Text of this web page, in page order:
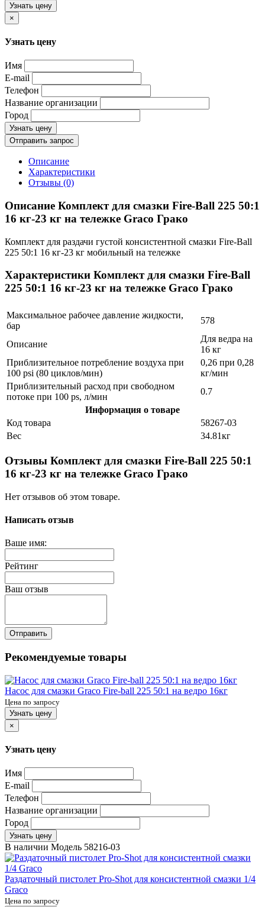
Узнать цену
×
Узнать цену
Имя
E-mail
Телефон
Название организации
Город
Узнать цену
Отправить запрос
Описание
Характеристики
Отзывы (0)
Описание Комплект для смазки Fire-Ball 225 50:1
16 кг-23 кг на тележке Graco Грако
Комплект для раздачи густой консистентной смазки Fire-Ball
225 50:1 16 кг-23 кг мобильный на тележке
Характеристики Комплект для смазки Fire-Ball
225 50:1 16 кг-23 кг на тележке Graco Грако
Максимальное рабочее давление жидкости,
бар
578
Описание
Для ведра на
16 кг
Приблизительное потребление воздуха при
100 psi (80 циклов/мин)
0,26 при 0,28
кг/мин
Приблизительный расход при свободном
потоке при 100 ps, л/мин
0.7
Информация о товаре
Код товара
58267-03
Вес
34.81кг
Отзывы Комплект для смазки Fire-Ball 225 50:1
16 кг-23 кг на тележке Graco Грако
Нет отзывов об этом товаре.
Написать отзыв
Ваше имя:
Рейтинг
Ваш отзыв
Отправить
Рекомендуемые товары
Насос для смазки Graco Fire-ball 225 50:1 на ведро 16кг
Цена по запросу
Узнать цену
×
Узнать цену
Имя
E-mail
Телефон
Название организации
Город
Узнать цену
В наличии Модель 58216-03
Раздаточный пистолет Pro-Shot для консистентной смазки 1/4
Graco
Цена по запросу